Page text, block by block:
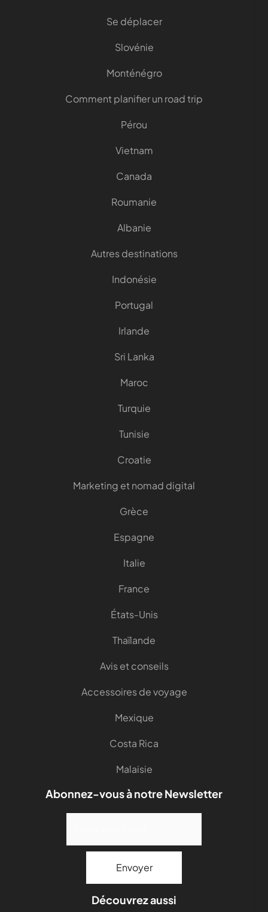
Se déplacer
Slovénie
Monténégro
Comment planifier un road trip
Pérou
Vietnam
Canada
Roumanie
Albanie
Autres destinations
Indonésie
Portugal
Irlande
Sri Lanka
Maroc
Turquie
Tunisie
Croatie
Marketing et nomad digital
Grèce
Espagne
Italie
France
États-Unis
Thaïlande
Avis et conseils
Accessoires de voyage
Mexique
Costa Rica
Malaisie
Abonnez-vous à notre Newsletter
Découvrez aussi